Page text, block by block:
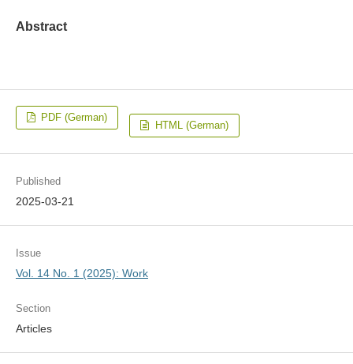
Abstract
PDF (German)
HTML (German)
Published
2025-03-21
Issue
Vol. 14 No. 1 (2025): Work
Section
Articles